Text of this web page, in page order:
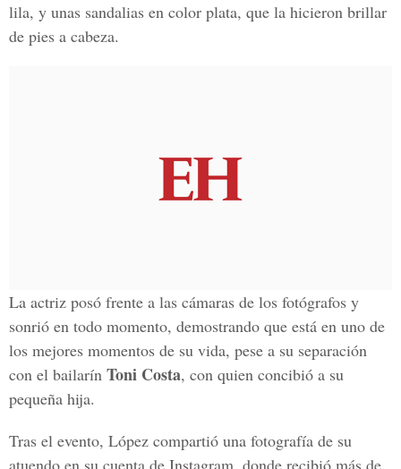
lila, y unas sandalias en color plata, que la hicieron brillar
de pies a cabeza.
La actriz posó frente a las cámaras de los fotógrafos y
sonrió en todo momento, demostrando que está en uno de
los mejores momentos de su vida, pese a su separación
con el bailarín Toni Costa, con quien concibió a su
pequeña hija.
Tras el evento, López compartió una fotografía de su
atuendo en su cuenta de Instagram, donde recibió más de